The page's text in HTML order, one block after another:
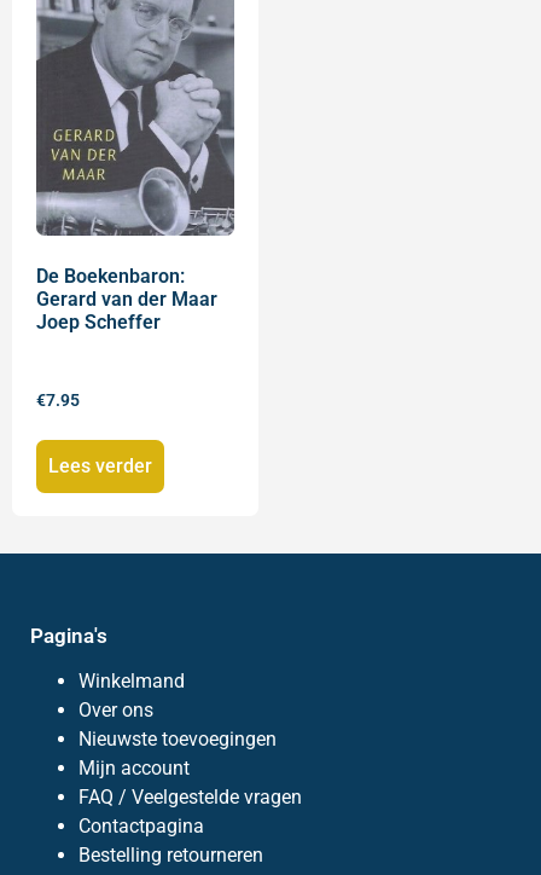
De Boekenbaron:
Gerard van der Maar
Joep Scheffer
€7.95
Lees verder
Pagina's
Winkelmand
Over ons
Nieuwste toevoegingen
Mijn account
FAQ / Veelgestelde vragen
Contactpagina
Bestelling retourneren